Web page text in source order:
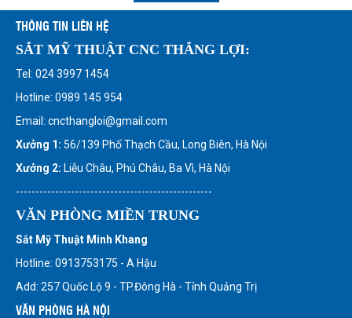
THÔNG TIN LIÊN HỆ
SẮT MỸ THUẬT CNC THẮNG LỢI:
Tel: 024 3997 1454
Hotline: 0989 145 954
Email: cncthangloi@gmail.com
Xưởng 1: 56/139 Phố Thạch Cầu, Long Biên, Hà Nội
Xưởng 2: Liễu Châu, Phú Châu, Ba Vì, Hà Nội
--------------------------------------------------
VĂN PHÒNG MIỀN TRUNG
Sắt Mỹ Thuật Minh Khang
Hotline: 0913753175 - A Hậu
Add: 257 Quốc Lộ 9 - TP.Đông Hà - Tỉnh Quảng Trị
VĂN PHÒNG HÀ NỘI